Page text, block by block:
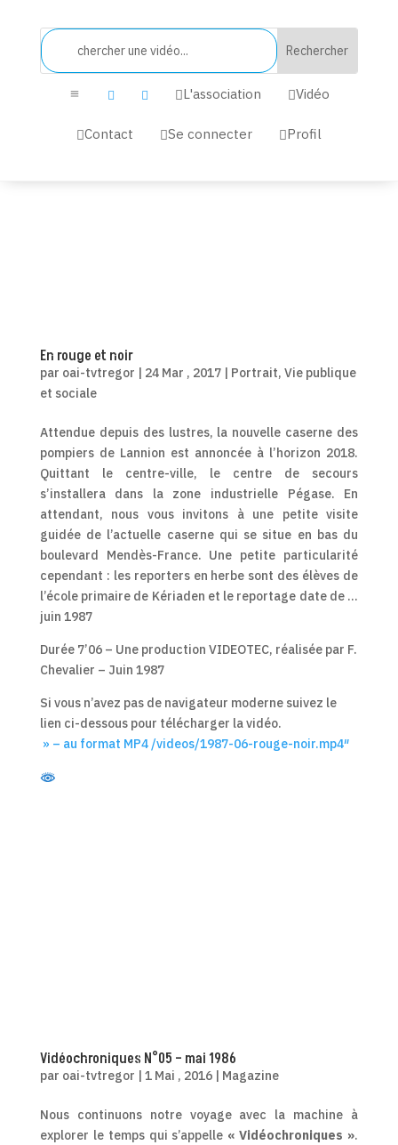
a   L'association Vidéo
Contact Se connecter Profil
En rouge et noir
par oai-tvtregor | 24 Mar , 2017| Portrait, Vie publique
et sociale
Attendue depuis des lustres, la nouvelle caserne des
pompiers de Lannion est annoncée à l’horizon 2018.
Quittant le centre-ville, le centre de secours
s’installera dans la zone industrielle Pégase. En
attendant, nous vous invitons à une petite visite
guidée de l’actuelle caserne qui se situe en bas du
boulevard Mendès-France. Une petite particularité
cependant : les reporters en herbe sont des élèves de
l’école primaire de Kériaden et le reportage date de …
juin 1987
Durée 7’06 – Une production VIDEOTEC, réalisée par F.
Chevalier – Juin 1987
Si vous n’avez pas de navigateur moderne suivez le
lien ci-dessous pour télécharger la vidéo.
» – au format MP4 /videos/1987-06-rouge-noir.mp4″
Vidéochroniques N°05 – mai 1986
par oai-tvtregor | 1 Mai , 2016| Magazine
Nous continuons notre voyage avec la machine à
explorer le temps qui s’appelle « Vidéochroniques ».